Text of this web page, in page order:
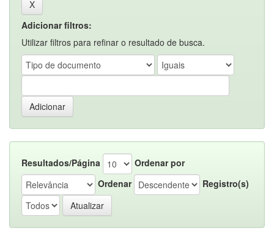
Adicionar filtros:
Utilizar filtros para refinar o resultado de busca.
Resultados/Página
Ordenar por
Ordenar
Registro(s)